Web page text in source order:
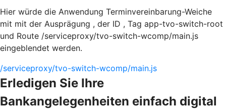
Hier würde die Anwendung Terminvereinbarung-Weiche
mit mit der Ausprägung , der ID , Tag app-tvo-switch-root
und Route /serviceproxy/tvo-switch-wcomp/main.js
eingeblendet werden.
/serviceproxy/tvo-switch-wcomp/main.js
Erledigen Sie Ihre
Bankangelegenheiten einfach digital